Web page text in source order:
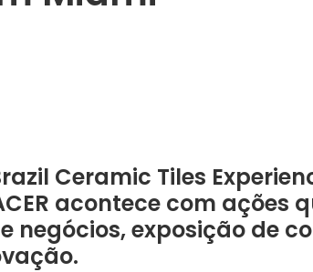
Ceramic Tiles
acontece com ações
negócios, exposição de